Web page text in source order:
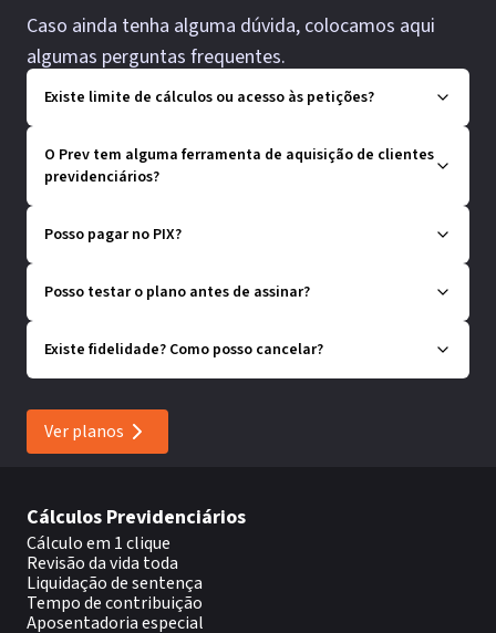
Caso ainda tenha alguma dúvida, colocamos aqui
algumas perguntas frequentes.
Existe limite de cálculos ou acesso às petições?
O Prev tem alguma ferramenta de aquisição de clientes
previdenciários?
Posso pagar no PIX?
Posso testar o plano antes de assinar?
Existe fidelidade? Como posso cancelar?
Ver planos
Cálculos Previdenciários
Cálculo em 1 clique
Revisão da vida toda
Liquidação de sentença
Tempo de contribuição
Aposentadoria especial